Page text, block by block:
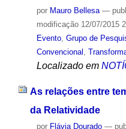
por Mauro Bellesa —
modificação12/07/2015
Evento, Grupo de
Convencional
Localizado em
As relações entre
da Relatividade
por Flávia Dourado —